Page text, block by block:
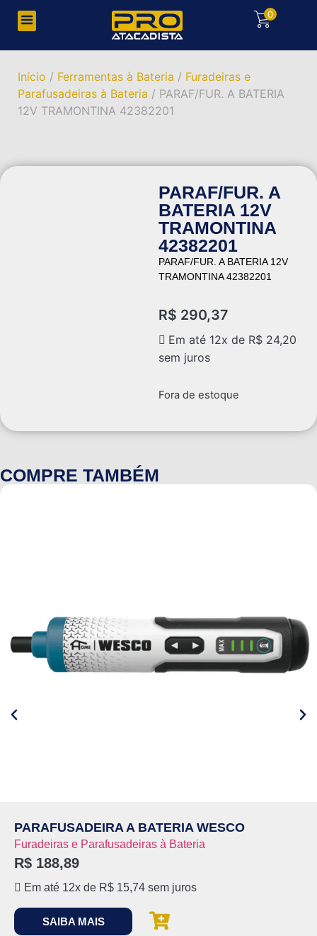
0
Início / Ferramentas à Bateria / Furadeiras e
Parafusadeiras à Bateria / PARAF/FUR. A BATERIA
12V TRAMONTINA 42382201
PARAF/FUR. A
BATERIA 12V
TRAMONTINA
42382201
PARAF/FUR. A BATERIA 12V
TRAMONTINA 42382201
R$ 290,37
Em até 12x de R$ 24,20
sem juros
Fora de estoque
COMPRE TAMBÉM
PARAFUSADEIRA A BATERIA WESCO
Furadeiras e Parafusadeiras à Bateria
R$ 188,89
Em até 12x de R$ 15,74 sem juros
SAIBA MAIS